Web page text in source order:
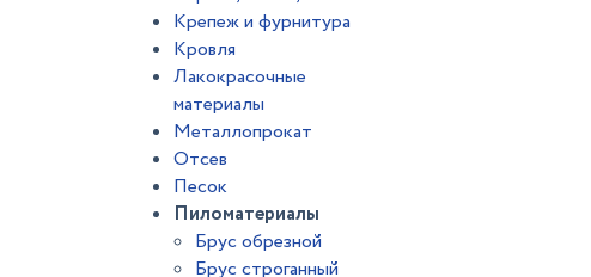
Крепеж и фурнитура
Кровля
Лакокрасочные
материалы
Металлопрокат
Отсев
Песок
Пиломатериалы
Брус обрезной
Брус строганный